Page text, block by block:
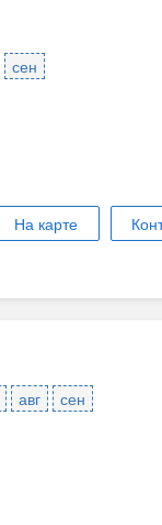
сен
На карте
авг
сен